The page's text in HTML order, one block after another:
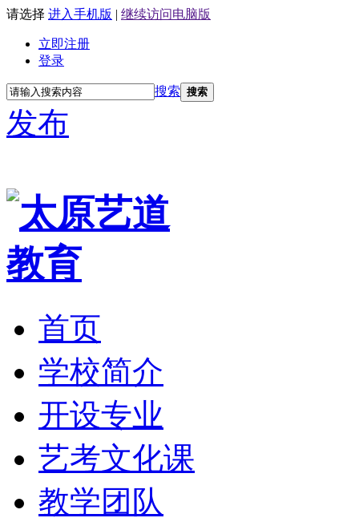
请选择 进入手机版 | 继续访问电脑版
立即注册
登录
搜索 搜索
发布
首页
学校简介
开设专业
艺考文化课
教学团队